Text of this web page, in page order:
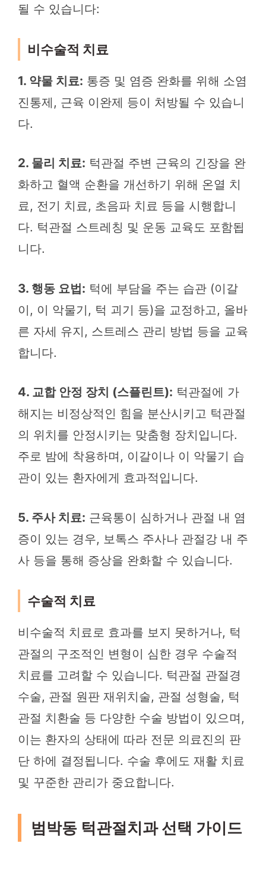
될 수 있습니다:
비수술적 치료
1. 약물 치료: 통증 및 염증 완화를 위해 소염
진통제, 근육 이완제 등이 처방될 수 있습니
다.
2. 물리 치료: 턱관절 주변 근육의 긴장을 완
화하고 혈액 순환을 개선하기 위해 온열 치
료, 전기 치료, 초음파 치료 등을 시행합니
다. 턱관절 스트레칭 및 운동 교육도 포함됩
니다.
3. 행동 요법: 턱에 부담을 주는 습관 (이갈
이, 이 악물기, 턱 괴기 등)을 교정하고, 올바
른 자세 유지, 스트레스 관리 방법 등을 교육
합니다.
4. 교합 안정 장치 (스플린트): 턱관절에 가
해지는 비정상적인 힘을 분산시키고 턱관절
의 위치를 안정시키는 맞춤형 장치입니다.
주로 밤에 착용하며, 이갈이나 이 악물기 습
관이 있는 환자에게 효과적입니다.
5. 주사 치료: 근육통이 심하거나 관절 내 염
증이 있는 경우, 보톡스 주사나 관절강 내 주
사 등을 통해 증상을 완화할 수 있습니다.
수술적 치료
비수술적 치료로 효과를 보지 못하거나, 턱
관절의 구조적인 변형이 심한 경우 수술적
치료를 고려할 수 있습니다. 턱관절 관절경
수술, 관절 원판 재위치술, 관절 성형술, 턱
관절 치환술 등 다양한 수술 방법이 있으며,
이는 환자의 상태에 따라 전문 의료진의 판
단 하에 결정됩니다. 수술 후에도 재활 치료
및 꾸준한 관리가 중요합니다.
범박동 턱관절치과 선택 가이드